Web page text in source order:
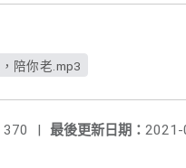
陪你老.mp3
最後更新日期： 2021-
370 |